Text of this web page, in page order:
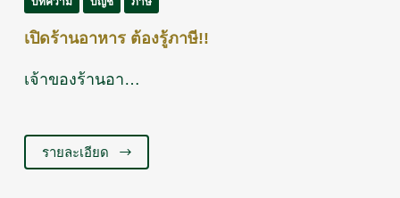
เปิดร้านอาหาร ต้องรู้ภาษี!!
เจ้าของร้านอา…
รายละเอียด